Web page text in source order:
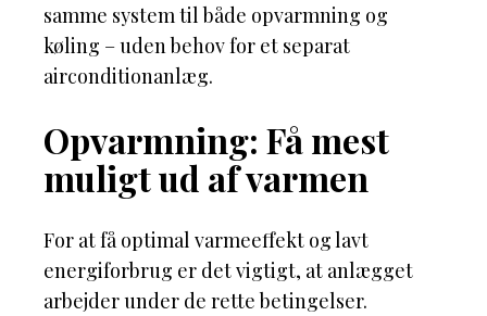
samme system til både opvarmning og
køling – uden behov for et separat
airconditionanlæg.
Opvarmning: Få mest
muligt ud af varmen
For at få optimal varmeeffekt og lavt
energiforbrug er det vigtigt, at anlægget
arbejder under de rette betingelser.